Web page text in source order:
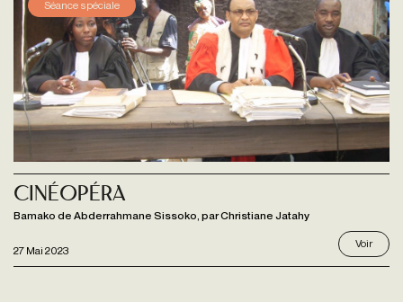
Séance spéciale
27 Mai 2023
Cinéopéra
Bamako de Abderrahmane Sissoko, par Christiane Jatahy
Voir